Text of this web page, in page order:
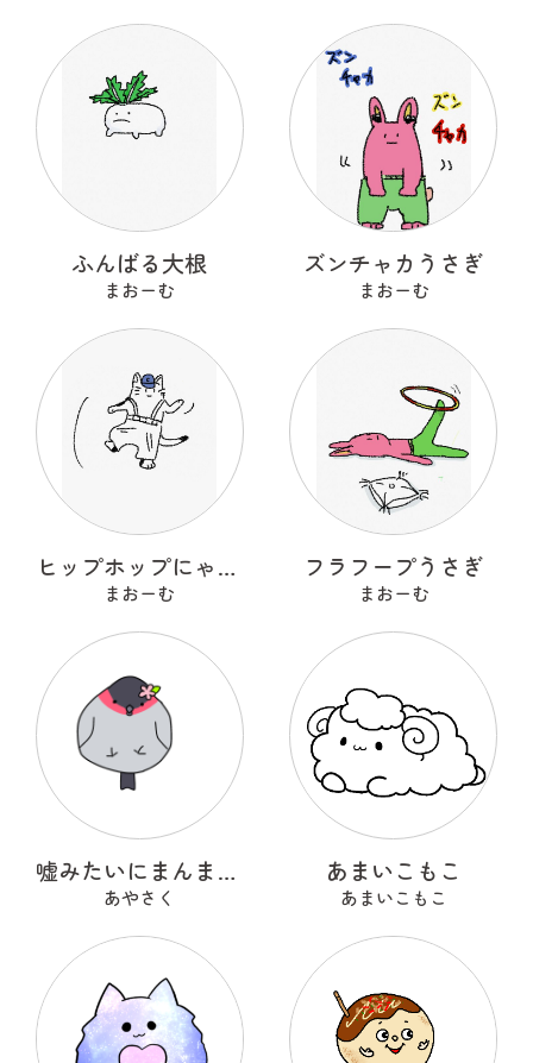
ふんばる大根
まおーむ
ズンチャカうさぎ
まおーむ
ヒップホップにゃんこ
まおーむ
フラフープうさぎ
まおーむ
嘘みたいにまんまるなウソ
あやさく
あまいこもこ
あまいこもこ